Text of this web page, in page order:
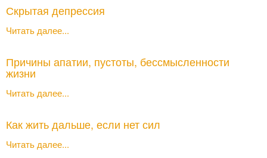
Скрытая депрессия
Читать далее...
Причины апатии, пустоты, бессмысленности
жизни
Читать далее...
Как жить дальше, если нет сил
Читать далее...